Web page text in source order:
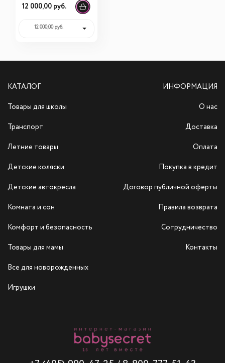
Systems
12 000,00 руб.
12 000,00 руб.
КАТАЛОГ
Товары для школы
Транспорт
Летние товары
Детские коляски
Детские автокресла
Комната и сон
Комфорт и безопасность
Товары для мамы
Все для новорожденных
Игрушки
ИНФОРМАЦИЯ
О нас
Доставка
Оплата
Покупка в кредит
Договор публичной оферты
Правила возврата
Сотрудничество
Контакты